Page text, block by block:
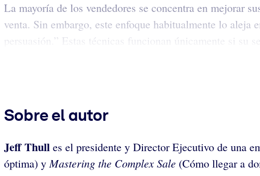
La mayoría de los vendedores se concentra en mejorar
venta. Sin embargo, este enfoque habitualmente lo
persuasión.” Estas técnicas funcionan únicamente si su
Sobre el autor
Jeff Thull es el presidente y Director Ejecutivo de una
óptima) y Mastering the Complex Sale (Cómo llegar a